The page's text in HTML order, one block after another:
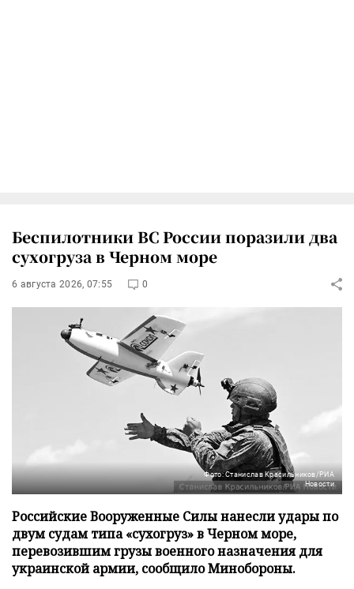
Беспилотники ВС России поразили два
сухогруза в Черном море
6 августа 2026, 07:55 0
Фото: Станислав Красильников/РИА
Новости
Российские Вооруженные Силы нанесли удары по
двум судам типа «сухогруз» в Черном море,
перевозившим грузы военного назначения для
украинской армии, сообщило Минобороны.